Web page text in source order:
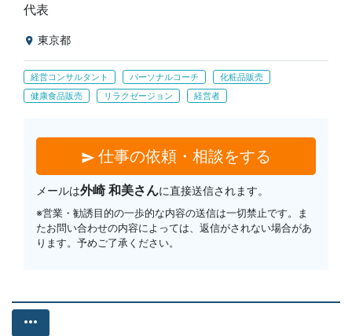
代表
location_on 東京都
経営コンサルタント パーソナルコーチ
化粧品販売
健康食品販売
リラクゼージョン 経営者
send 仕事の依頼・相談をする
メールは外崎 和美さんに直接送信されます。
※営業・勧誘目的の一歩的な内容の送信は一切禁止です。ま
たお問い合わせの内容によっては、返信がされない場合があ
ります。予めご了承ください。
more_horiz